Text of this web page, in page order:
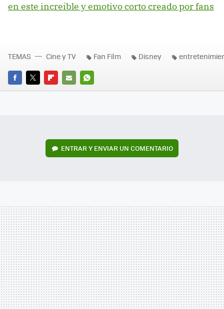
en este increíble y emotivo corto creado por fans
FACEBOOK
TWITTERFLIPBOARD
E-
WHATSAPP
TEMAS Cine y TV Fan Film Disney
ENTRAR Y ENVIAR UN COMENTARIO